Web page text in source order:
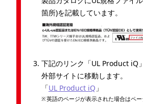
箇所)を記載しています。
下記のリンク「UL Product iQ
外部サイトに移動します。
「UL Product iQ 」
英語のページが表示された場合はペ